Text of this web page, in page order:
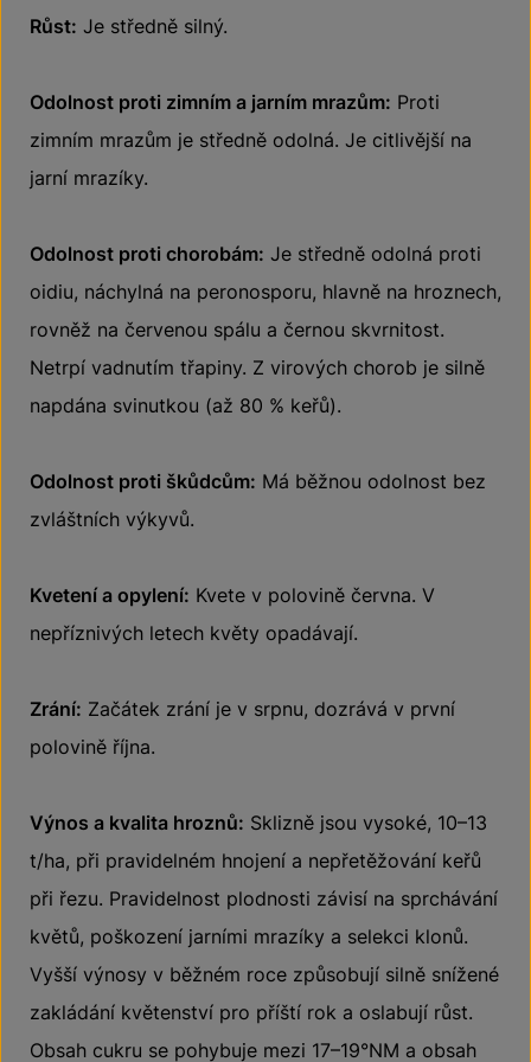
Růst: Je středně silný.
Odolnost proti zimním a jarním mrazům: Proti
zimním mrazům je středně odolná. Je citlivější na
jarní mrazíky.
Odolnost proti chorobám: Je středně odolná proti
oidiu, náchylná na peronosporu, hlavně na hroznech,
rovněž na červenou spálu a černou skvrnitost.
Netrpí vadnutím třapiny. Z virových chorob je silně
napdána svinutkou (až 80 % keřů).
Odolnost proti škůdcům: Má běžnou odolnost bez
zvláštních výkyvů.
Kvetení a opylení: Kvete v polovině června. V
nepříznivých letech květy opadávají.
Zrání: Začátek zrání je v srpnu, dozrává v první
polovině října.
Výnos a kvalita hroznů: Sklizně jsou vysoké, 10–13
t/ha, při pravidelném hnojení a nepřetěžování keřů
při řezu. Pravidelnost plodnosti závisí na sprchávání
květů, poškození jarními mrazíky a selekci klonů.
Vyšší výnosy v běžném roce způsobují silně snížené
zakládání květenství pro příští rok a oslabují růst.
Obsah cukru se pohybuje mezi 17–19°NM a obsah